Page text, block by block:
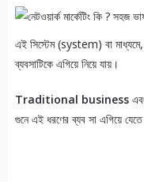
এই সিস্টেম (system) বা
ব্যবসাটিকে এগিয়ে নিয়ে যায়।
Traditional business
গুনে এই ধরণের ব্যব সা এগিয়ে